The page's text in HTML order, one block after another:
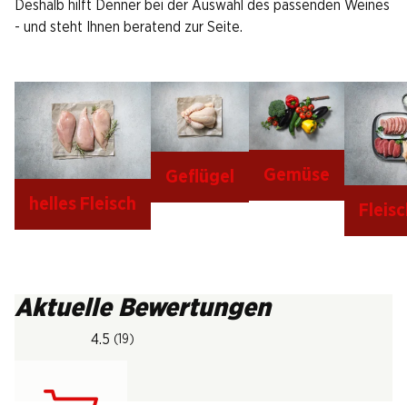
Deshalb hilft Denner bei der Auswahl des passenden Weines
- und steht Ihnen beratend zur Seite.
helles Fleisch
Geflügel
Gemüse
Aktuelle Bewertungen
4.5 (19)